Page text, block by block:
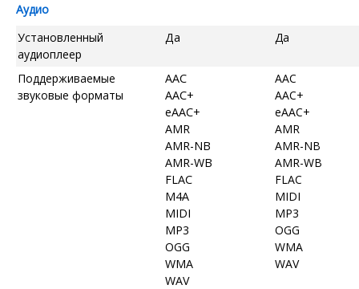
Аудио
Установленный
аудиоплеер
Да Да
Поддерживаемые
звуковые форматы
AAC
AAC+
eAAC+
AMR
AMR-NB
AMR-WB
FLAC
M4A
MIDI
MP3
OGG
WMA
WAV
AAC
AAC+
eAAC+
AMR
AMR-NB
AMR-WB
FLAC
MIDI
MP3
OGG
WMA
WAV